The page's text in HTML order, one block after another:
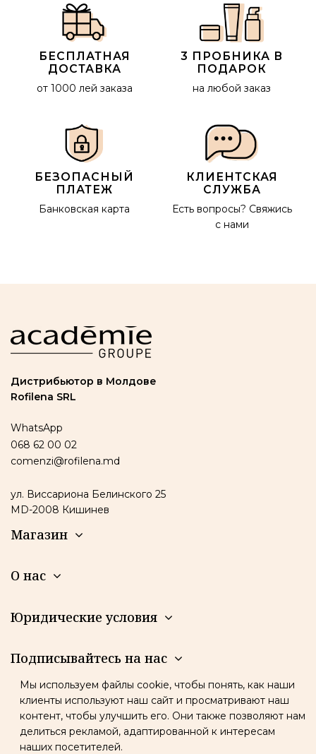
БЕСПЛАТНАЯ
ДОСТАВКА
от 1000 лей заказа
3 ПРОБНИКА В
ПОДАРОК
на любой заказ
БЕЗОПАСНЫЙ
ПЛАТЕЖ
Банковская карта
КЛИЕНТСКАЯ
СЛУЖБА
Есть вопросы? Свяжись
с нами
Магазин
О нас
Юридические условия
068 62 00 02
comenzi@rofilena.md
ул. Виссариона Белинского 25
MD-2008 Кишинев
Дистрибьютор в Молдове
Rofilena SRL
WhatsApp
Подписывайтесь на нас
Новостная рассылка
Мы используем файлы cookie, чтобы понять, как наши
клиенты используют наш сайт и просматривают наш
контент, чтобы улучшить его. Они также позволяют нам
делиться рекламой, адаптированной к интересам
наших посетителей.